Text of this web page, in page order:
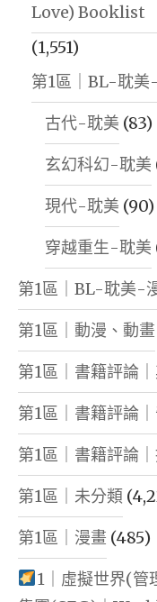
Love) Booklist
(1,551)
第1區｜BL-耽美
古代-耽美 (83)
玄幻科幻-耽美
現代-耽美 (90)
穿越重生-耽美
第1區｜BL-耽美-
第1區｜動漫、動畫
第1區｜書籍評論
第1區｜書籍評論
第1區｜書籍評論
第1區｜未分類
第1區｜漫畫 (485)
1｜虛擬世界(管